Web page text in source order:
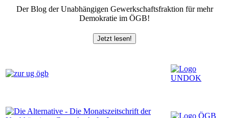
Der Blog der Unabhängigen Gewerkschaftsfraktion für mehr
Demokratie im ÖGB!
Jetzt lesen!